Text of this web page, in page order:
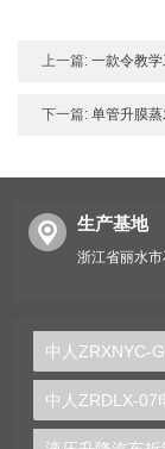
上一篇: 一款令教
下一篇: 单管升膜
生产基地
浙江省丽水